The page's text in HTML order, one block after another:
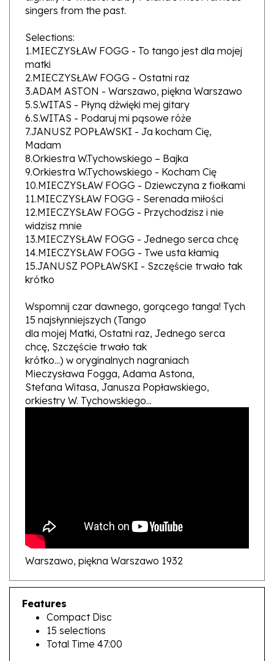
Selections:
1.MIECZYSŁAW FOGG - To tango jest dla mojej
matki
2.MIECZYSŁAW FOGG - Ostatni raz
3.ADAM ASTON - Warszawo, piękna Warszawo
5.S.WITAS - Płyną dźwięki mej gitary
6.S.WITAS - Podaruj mi pąsowe róże
7.JANUSZ POPŁAWSKI - Ja kocham Cię,
Madam
8.Orkiestra W.Tychowskiego – Bajka
9.Orkiestra W.Tychowskiego - Kocham Cię
10.MIECZYSŁAW FOGG - Dziewczyna z fiołkami
11.MIECZYSŁAW FOGG - Serenada miłości
12.MIECZYSŁAW FOGG - Przychodzisz i nie
widzisz mnie
13.MIECZYSŁAW FOGG - Jednego serca chcę
14.MIECZYSŁAW FOGG - Twe usta kłamią
15.JANUSZ POPŁAWSKI - Szczęście trwało tak
krótko
15 najsłynniejszych (Tango
dla mojej Matki, Ostatni raz, Jednego serca
chcę, Szczęście trwało tak
krótko...) w oryginalnych nagraniach
Mieczysława Fogga, Adama Astona,
Stefana Witasa, Janusza Popławskiego,
orkiestry W. Tychowskiego...
Warszawo, piękna Warszawo 1932
Features
Compact Disc
15 selections
Total Time 47:00